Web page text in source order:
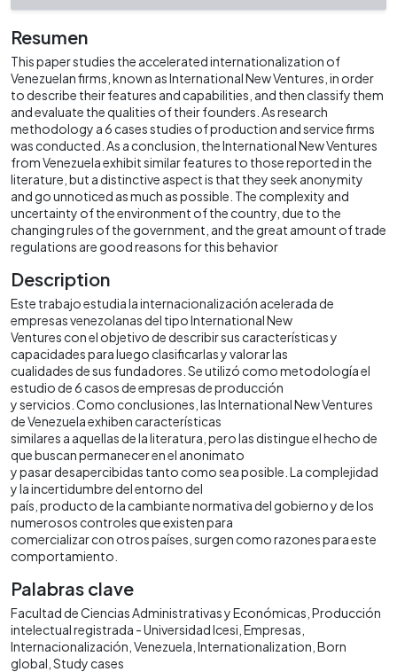
Resumen
This paper studies the accelerated internationalization of
Venezuelan firms, known as International New Ventures, in order
to describe their features and capabilities, and then classify them
and evaluate the qualities of their founders. As research
methodology a 6 cases studies of production and service firms
was conducted. As a conclusion, the International New Ventures
from Venezuela exhibit similar features to those reported in the
literature, but a distinctive aspect is that they seek anonymity
and go unnoticed as much as possible. The complexity and
uncertainty of the environment of the country, due to the
changing rules of the government, and the great amount of trade
regulations are good reasons for this behavior
Description
Este trabajo estudia la internacionalización acelerada de
empresas venezolanas del tipo International New
Ventures con el objetivo de describir sus características y
capacidades para luego clasificarlas y valorar las
cualidades de sus fundadores. Se utilizó como metodología el
estudio de 6 casos de empresas de producción
y servicios. Como conclusiones, las International New Ventures
de Venezuela exhiben características
similares a aquellas de la literatura, pero las distingue el hecho de
que buscan permanecer en el anonimato
y pasar desapercibidas tanto como sea posible. La complejidad
y la incertidumbre del entorno del
país, producto de la cambiante normativa del gobierno y de los
numerosos controles que existen para
comercializar con otros países, surgen como razones para este
comportamiento.
Palabras clave
Facultad de Ciencias Administrativas y Económicas Producción
intelectual registrada - Universidad Icesi Empresas
Internacionalización Venezuela Internationalization Born
global Study cases